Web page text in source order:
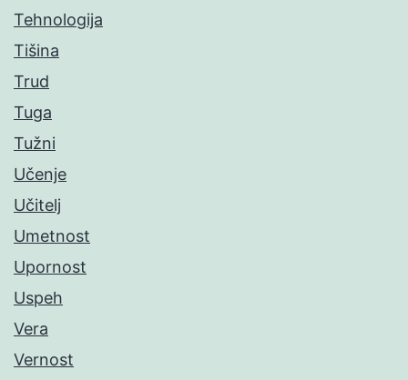
Tehnologija
Tišina
Trud
Tuga
Tužni
Učenje
Učitelj
Umetnost
Upornost
Uspeh
Vera
Vernost